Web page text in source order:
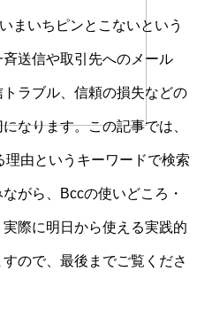
まいちピンとこないという
送信や取引先へのメール
ラブル、信頼の損失などの
なります。この記事では、
理由というキーワードで検索
がら、Bccの使いどころ・
際に明日から使える実践的
ので、最後までご覧くださ